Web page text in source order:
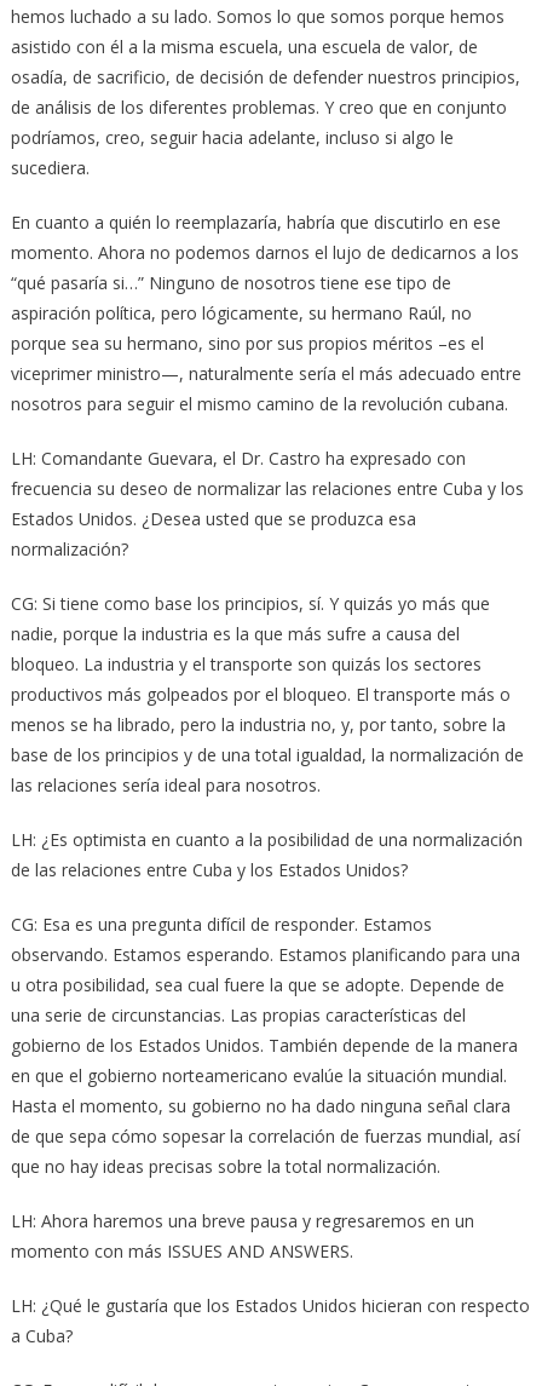
hemos luchado a su lado. Somos lo que somos porque hemos
asistido con él a la misma escuela, una escuela de valor, de
osadía, de sacrificio, de decisión de defender nuestros principios,
de análisis de los diferentes problemas. Y creo que en conjunto
podríamos, creo, seguir hacia adelante, incluso si algo le
sucediera.
En cuanto a quién lo reemplazaría, habría que discutirlo en ese
momento. Ahora no podemos darnos el lujo de dedicarnos a los
“qué pasaría si…” Ninguno de nosotros tiene ese tipo de
aspiración política, pero lógicamente, su hermano Raúl, no
porque sea su hermano, sino por sus propios méritos –es el
viceprimer ministro—, naturalmente sería el más adecuado entre
nosotros para seguir el mismo camino de la revolución cubana.
LH: Comandante Guevara, el Dr. Castro ha expresado con
frecuencia su deseo de normalizar las relaciones entre Cuba y los
Estados Unidos. ¿Desea usted que se produzca esa
normalización?
CG: Si tiene como base los principios, sí. Y quizás yo más que
nadie, porque la industria es la que más sufre a causa del
bloqueo. La industria y el transporte son quizás los sectores
productivos más golpeados por el bloqueo. El transporte más o
menos se ha librado, pero la industria no, y, por tanto, sobre la
base de los principios y de una total igualdad, la normalización de
las relaciones sería ideal para nosotros.
LH: ¿Es optimista en cuanto a la posibilidad de una normalización
de las relaciones entre Cuba y los Estados Unidos?
CG: Esa es una pregunta difícil de responder. Estamos
observando. Estamos esperando. Estamos planificando para una
u otra posibilidad, sea cual fuere la que se adopte. Depende de
una serie de circunstancias. Las propias características del
gobierno de los Estados Unidos. También depende de la manera
en que el gobierno norteamericano evalúe la situación mundial.
Hasta el momento, su gobierno no ha dado ninguna señal clara
de que sepa cómo sopesar la correlación de fuerzas mundial, así
que no hay ideas precisas sobre la total normalización.
LH: Ahora haremos una breve pausa y regresaremos en un
momento con más ISSUES AND ANSWERS.
LH: ¿Qué le gustaría que los Estados Unidos hicieran con respecto
a Cuba?